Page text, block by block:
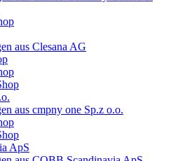
aus Clesana AG
aus cmpny one Sp.z o.o.
ApS